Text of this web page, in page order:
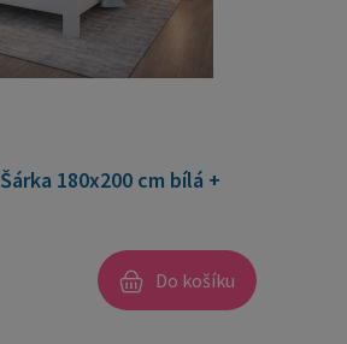
180x200 cm bílá +
Do košíku